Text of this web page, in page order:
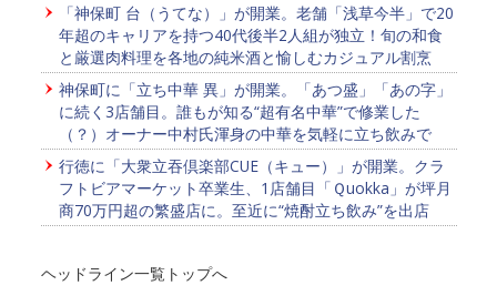
「神保町 台（うてな）」が開業。老舗「浅草今半」で20
年超のキャリアを持つ40代後半2人組が独立！旬の和食
と厳選肉料理を各地の純米酒と愉しむカジュアル割烹
神保町に「立ち中華 異」が開業。「あつ盛」「あの字」
に続く3店舗目。誰もが知る“超有名中華”で修業した
（？）オーナー中村氏渾身の中華を気軽に立ち飲みで
行徳に「大衆立吞倶楽部CUE（キュー）」が開業。クラ
フトビアマーケット卒業生、1店舗目「Ｑuokka」が坪月
商70万円超の繁盛店に。至近に“焼酎立ち飲み”を出店
ヘッドライン一覧トップへ